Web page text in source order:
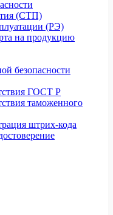
(СТП)
(РЭ)
на продукцию
безопасности
ГОСТ Р
таможенного
штрих-кода